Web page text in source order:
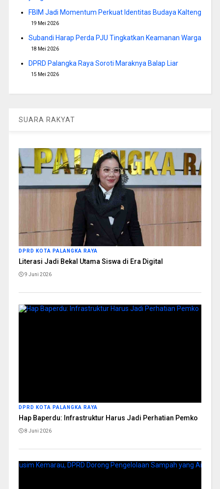
FBIM Jadi Momentum Perkuat Identitas Budaya Kalteng
19 Mei 2026
Subandi Harap Perda PJU Tingkatkan Keamanan Warga
18 Mei 2026
DPRD Palangka Raya Soroti Maraknya Balap Liar
15 Mei 2026
SUARA RAKYAT
DPRD KOTA PALANGKA RAYA
Literasi Jadi Bekal Utama Siswa di Era Digital
9 Juni 2026
DPRD KOTA PALANGKA RAYA
Hap Baperdu: Infrastruktur Harus Jadi Perhatian Pemko
8 Juni 2026